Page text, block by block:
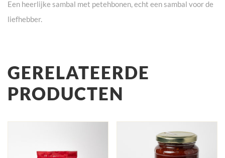
Een heerlijke sambal met petehbonen, echt een sambal voor de
liefhebber.
GERELATEERDE
PRODUCTEN